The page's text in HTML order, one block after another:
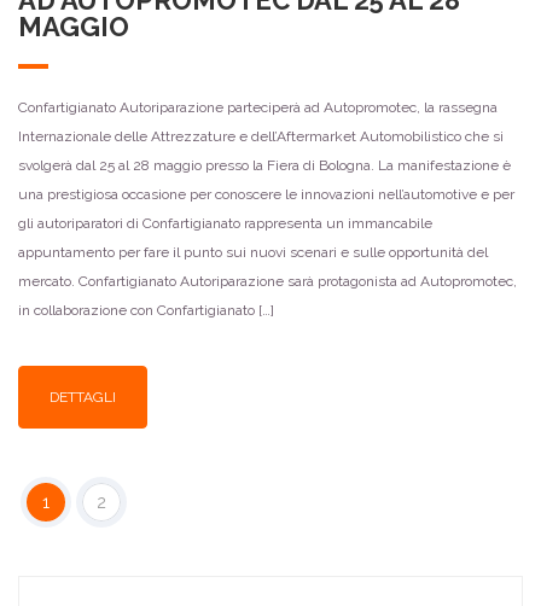
MAGGIO
Confartigianato Autoriparazione parteciperà ad Autopromotec, la rassegna
Internazionale delle Attrezzature e dell’Aftermarket Automobilistico che si
svolgerà dal 25 al 28 maggio presso la Fiera di Bologna. La manifestazione è
una prestigiosa occasione per conoscere le innovazioni nell’automotive e per
gli autoriparatori di Confartigianato rappresenta un immancabile
appuntamento per fare il punto sui nuovi scenari e sulle opportunità del
mercato. Confartigianato Autoriparazione sarà protagonista ad Autopromotec,
in collaborazione con Confartigianato […]
DETTAGLI
1 2